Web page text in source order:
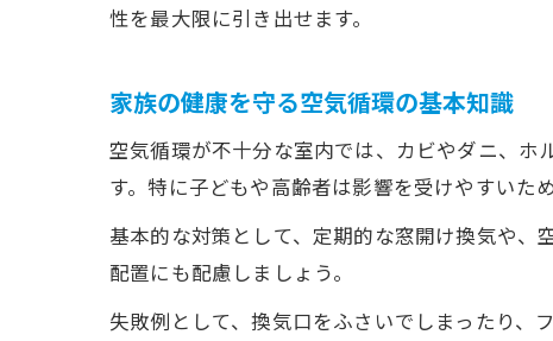
性を最大限に引き出せます。
家族の健康を守る空気循環の基本知識
空気循環が不十分な室内では、カビやダニ、ホ
す。特に子どもや高齢者は影響を受けやすいた
基本的な対策として、定期的な窓開け換気や
配置にも配慮しましょう。
失敗例として、換気口をふさいでしまったり、